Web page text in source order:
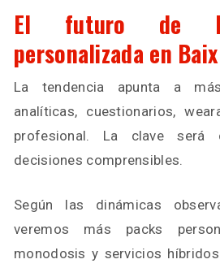
El futuro de
personalizada en
La tendencia apunta a
analíticas, cuestionarios,
profesional. La clave será
decisiones comprensibles.
Según las dinámicas
veremos más packs
monodosis y servicios